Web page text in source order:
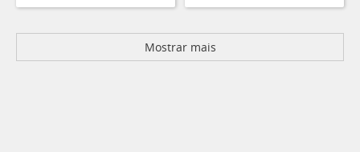
Mostrar mais